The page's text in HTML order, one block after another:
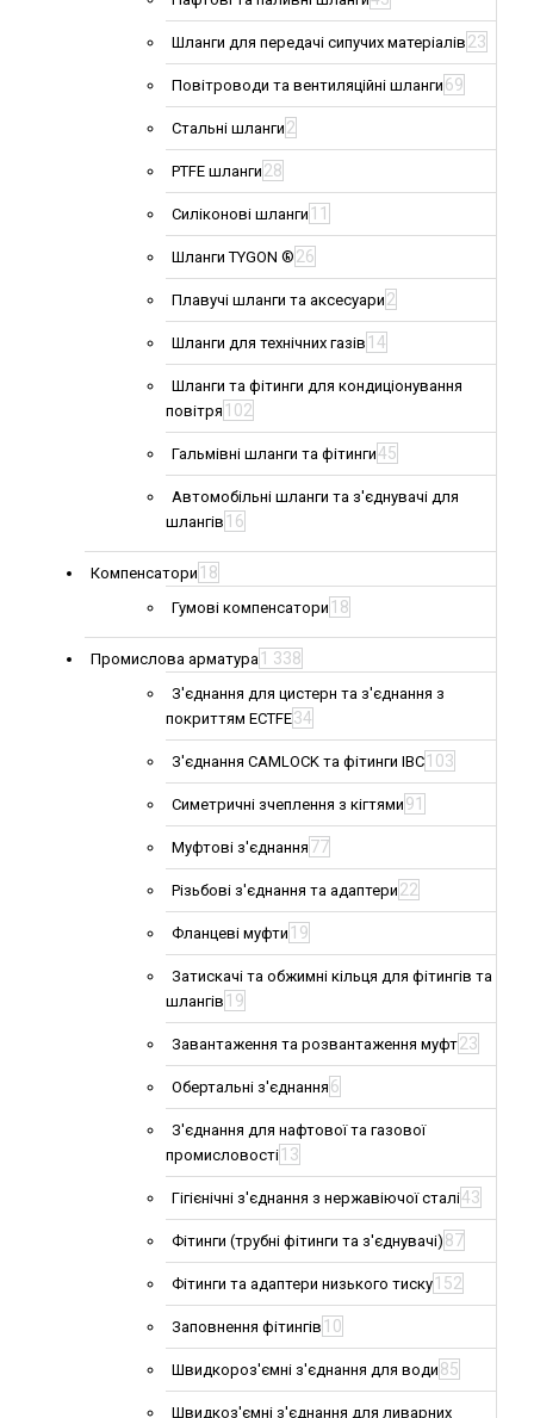
Шланги для передачі сипучих матеріалів 23
Повітроводи та вентиляційні шланги 69
Стальні шланги 2
PTFE шланги 28
Силіконові шланги 11
Шланги TYGON ® 26
Плавучі шланги та аксесуари 2
Шланги для технічних газів 14
Шланги та фітинги для кондиціонування
повітря 102
Гальмівні шланги та фітинги45
Автомобільні шланги та з'єднувачі для
шлангів 16
Компенсатори 18
Гумові компенсатори 18
Промислова арматура 1 338
З'єднання для цистерн та з'єднання з
покриттям ECTFE34
З'єднання CAMLOCK та фітинги IBC 103
Симетричні зчеплення з кігтями 91
Муфтові з'єднання 77
Різьбові з'єднання та адаптери 22
Фланцеві муфти 19
Затискачі та обжимні кільця для фітингів та
шлангів 19
Завантаження та розвантаження муфт23
Обертальні з'єднання 6
З'єднання для нафтової та газової
промисловості 13
Гігієнічні з'єднання з нержавіючої сталі43
Фітинги (трубні фітинги та з'єднувачі) 87
Фітинги та адаптери низького тиску 152
Заповнення фітингів 10
Швидкороз'ємні з'єднання для води 85
Швидкоз'ємні з'єднання для ливарних